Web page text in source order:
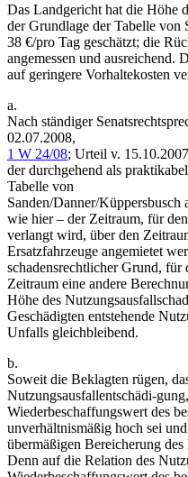
Das Landgericht hat die Höhe
der Grundlage der Tabelle von
38 €/pro Tag geschätzt; die
angemessen und ausreichend.
auf geringere Vorhaltekosten
a.
Nach ständiger
02.07.2008,
1 W 24/08; Urteil v.
der durchgehend als
Tabelle von
Sanden/Danner/Küppersbusch
wie hier – der Zeitraum, für
verlangt wird, über den
Ersatzfahrzeuge angemietet
schadensrechtlicher Grund, für
Zeitraum eine andere
Höhe des
Geschädigten entstehende
Unfalls gleichbleibend.
b.
Soweit die Beklagten rügen,
Nutzungsausfallentschädi-
Wiederbeschaffungswert des
unverhältnismäßig hoch sei
übermäßigen Bereicherung
Denn auf die Relation des